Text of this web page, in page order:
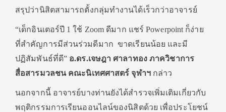
สรุปว่านิสิตสามารถตั้งกลุ่มทำงานได้เร็วกว่าอาจารย์
“เด็กอินเตอร์ปี 1 ใช้ Zoom ดีมาก แชร์ Powerpoint ก็ง่าย
ที่สำคัญการมีส่วนร่วมดีมาก ขาดเรียนน้อย และมี
ปฏิสัมพันธ์ที่ดี” อ.ดร.เจษฎา ศาลาทอง ภาควิชาการ
สื่อสารมวลชน คณะนิเทศศาสตร์ จุฬาฯกล่าว
นอกจากนี้ อาจารย์บางท่านยังได้สำรวจเพิ่มเติมเกี่ยวกับ
พฤติกรรมการเรียนออนไลน์ของนิสิตด้วย เพื่อประโยชน์